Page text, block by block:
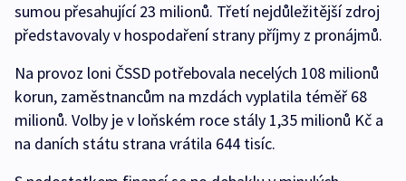
sumou přesahující 23 milionů. Třetí nejdůležitější zdroj
představovaly v hospodaření strany příjmy z pronájmů.
Na provoz loni ČSSD potřebovala necelých 108 milionů
korun, zaměstnancům na mzdách vyplatila téměř 68
milionů. Volby je v loňském roce stály 1,35 milionů Kč a
na daních státu strana vrátila 644 tisíc.